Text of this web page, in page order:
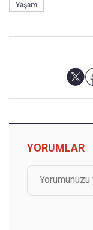
Yaşam
YORUMLAR